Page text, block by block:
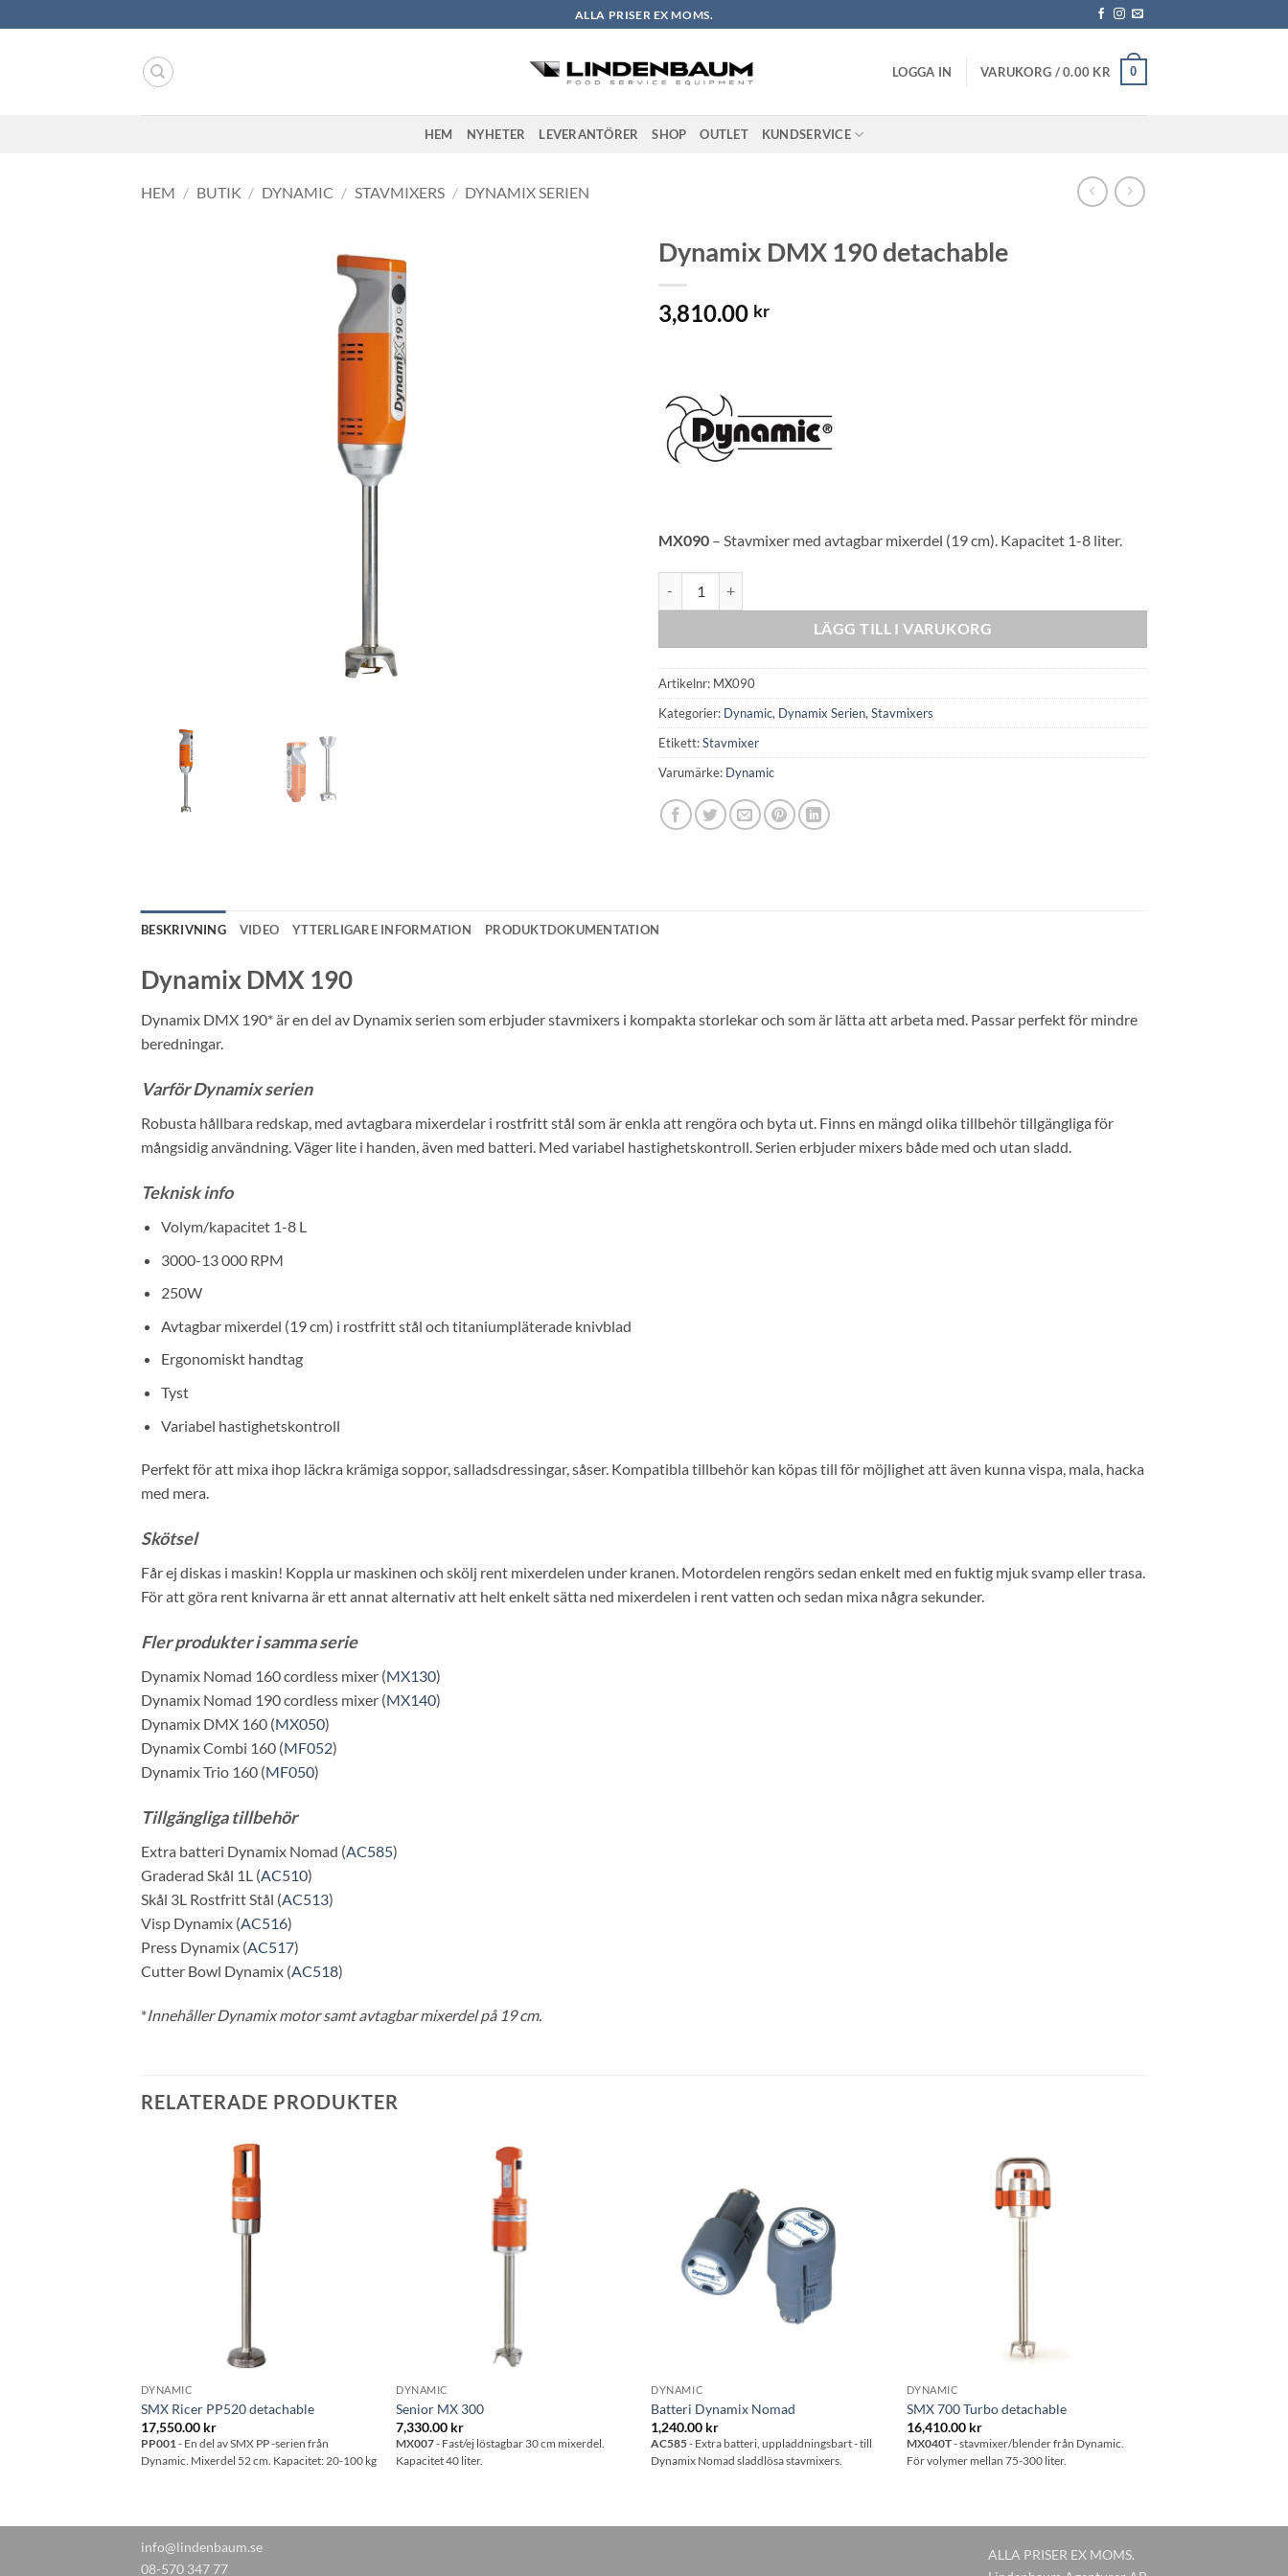
to
ALLA PRISER EX MOMS.
LOGGA IN VARUKORG /0.00 KR 0
HEM NYHETER LEVERANTÖRER SHOP OUTLET KUNDSERVICE
HEM / BUTIK / DYNAMIC / STAVMIXERS / DYNAMIX SERIEN
Dynamix DMX 190 detachable
3,810.00 kr
MX090 – Stavmixer med avtagbar mixerdel (19 cm). Kapacitet 1-8 liter.
LÄGG TILL I VARUKORG
Artikelnr: MX090
Kategorier: Dynamic, Dynamix Serien, Stavmixers
Etikett:Stavmixer
Varumärke: Dynamic
BESKRIVNING VIDEO YTTERLIGARE INFORMATION PRODUKTDOKUMENTATION
Dynamix DMX 190
Dynamix DMX 190* är en del av Dynamix serien som erbjuder stavmixers i kompakta storlekar och som är lätta att arbeta med. Passar perfekt för mindre
beredningar.
Varför Dynamix serien
Robusta hållbara redskap, med avtagbara mixerdelar i rostfritt stål som är enkla att rengöra och byta ut. Finns en mängd olika tillbehör tillgängliga för
mångsidig användning. Väger lite i handen, även med batteri. Med variabel hastighetskontroll. Serien erbjuder mixers både med och utan sladd.
Teknisk info
Volym/kapacitet 1-8 L
3000-13 000 RPM
250W
Avtagbar mixerdel (19 cm) i rostfritt stål och titaniumpläterade knivblad
Ergonomiskt handtag
Tyst
Variabel hastighetskontroll
Perfekt för att mixa ihop läckra krämiga soppor, salladsdressingar, såser. Kompatibla tillbehör kan köpas till för möjlighet att även kunna vispa, mala, hacka
med mera.
Skötsel
Får ej diskas i maskin! Koppla ur maskinen och skölj rent mixerdelen under kranen. Motordelen rengörs sedan enkelt med en fuktig mjuk svamp eller trasa.
För att göra rent knivarna är ett annat alternativ att helt enkelt sätta ned mixerdelen i rent vatten och sedan mixa några sekunder.
Fler produkter i samma serie
Dynamix Nomad 160 cordless mixer (MX130)
Dynamix Nomad 190 cordless mixer (MX140)
Dynamix DMX 160 (MX050)
Dynamix Combi 160 (MF052)
Dynamix Trio 160 (MF050)
Tillgängliga tillbehör
Extra batteri Dynamix Nomad (AC585)
Graderad Skål 1L (AC510)
Skål 3L Rostfritt Stål (AC513)
Visp Dynamix (AC516)
Press Dynamix (AC517)
Cutter Bowl Dynamix (AC518)
*Innehåller Dynamix motor samt avtagbar mixerdel på 19 cm.
RELATERADE PRODUKTER
DYNAMIC
SMX Ricer PP520 detachable
17,550.00 kr
PP001 - En del av SMX PP -serien från
Dynamic. Mixerdel 52 cm. Kapacitet: 20-100 kg
DYNAMIC
Senior MX 300
7,330.00 kr
MX007- Fast/ej löstagbar 30 cm mixerdel.
Kapacitet 40 liter.
DYNAMIC
Batteri Dynamix Nomad
1,240.00 kr
AC585- Extra batteri, uppladdningsbart - till
Dynamix Nomad sladdlösa stavmixers.
DYNAMIC
SMX 700 Turbo detachable
16,410.00 kr
MX040T- stavmixer/blender från Dynamic.
För volymer mellan 75-300 liter.
ALLA PRISER EX MOMS.
info@lindenbaum.se
08-570 347 77